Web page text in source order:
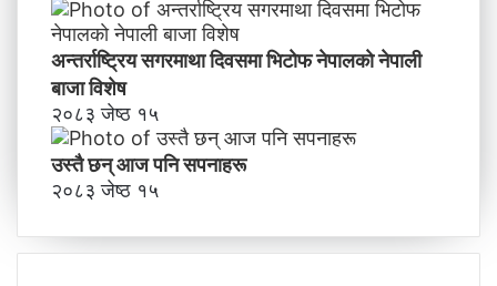
अन्तर्राष्ट्रिय सगरमाथा दिवसमा भिटाेफ नेपालकाे नेपाली
बाजा विशेष
२०८३ जेष्ठ १५
उस्तै छन् आज पनि सपनाहरू
२०८३ जेष्ठ १५